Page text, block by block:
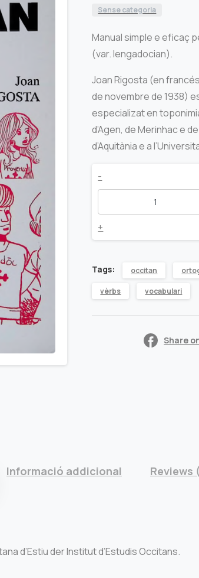
Sense categoria
Manual simple e eficaç
(var. lengadocian).
Joan Rigosta (en
de novembre de 1938)
especializat en
d’Agen, de Merinhac e
d’Aquitània e a
Parli
quantity
-
+
Tags: occitan
vèrbs vocabulari
Share
Informació addicional Reviews
d’Estiu der Institut d’Estudis Occitans.